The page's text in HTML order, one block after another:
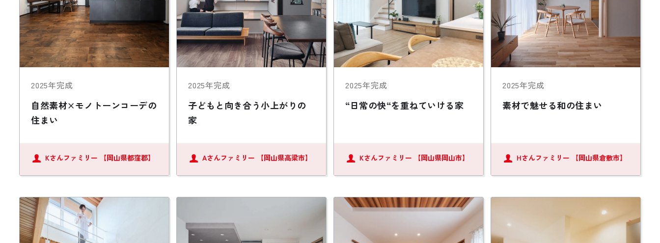
公式SNSをチェック
YOUTUBE Instagram
プライバシーポリシー
2025年完成
自然素材×モノトーンコーデの
住まい
Kさんファミリー 【岡山県都窪郡】
2025年完成
子どもと向き合う小上がりの
家
Aさんファミリー 【岡山県高梁市】
2025年完成
“日常の快“を重ねていける家
Kさんファミリー 【岡山県岡山市】
2025年完成
素材で魅せる和の住まい
Hさんファミリー 【岡山県倉敷市】